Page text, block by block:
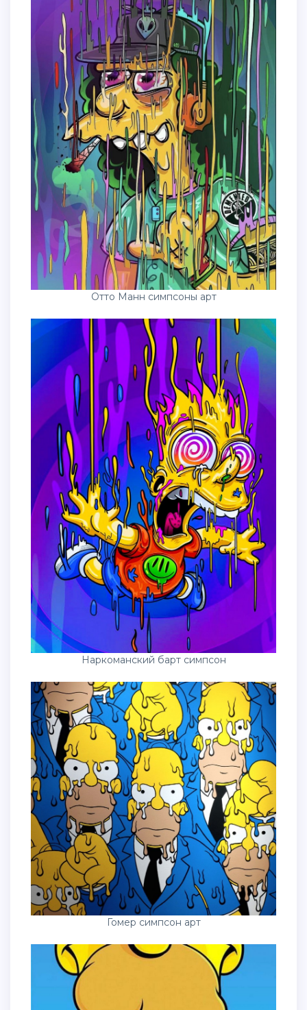
Отто Манн симпсоны арт
Наркоманский барт симпсон
Гомер симпсон арт